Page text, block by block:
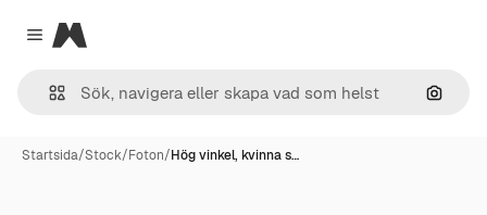
Close menu
Magnific
Sök
Startsida/Stock/Foton/Hög vinkel, kvinna s…